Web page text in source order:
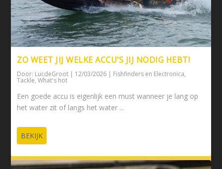
ZO WEET JIJ WELKE ACCU’S JIJ NODIG HEBT!
Door: LucdeGroot | 12/03/2026 | Fishfinders en Electronica,
Tackle,What's hot
Een goede accu is eigenlijk een must wanneer je lang op
het water zit of langs het water ...
BEKIJK